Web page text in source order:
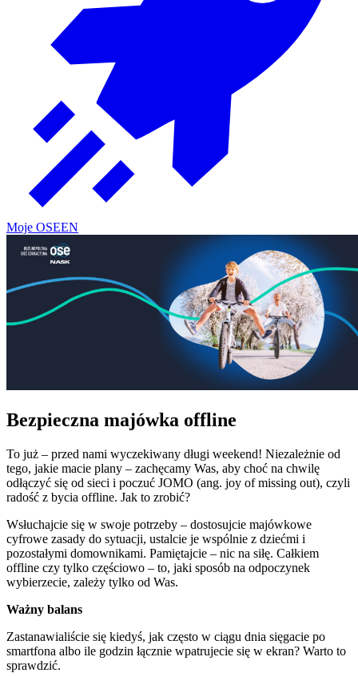
Moje OSEEN
Bezpieczna majówka offline
To już – przed nami wyczekiwany długi weekend! Niezależnie od
tego, jakie macie plany – zachęcamy Was, aby choć na chwilę
odłączyć się od sieci i poczuć JOMO (ang. joy of missing out), czyli
radość z bycia offline. Jak to zrobić?
Wsłuchajcie się w swoje potrzeby – dostosujcie majówkowe
cyfrowe zasady do sytuacji, ustalcie je wspólnie z dziećmi i
pozostałymi domownikami. Pamiętajcie – nic na siłę. Całkiem
offline czy tylko częściowo – to, jaki sposób na odpoczynek
wybierzecie, zależy tylko od Was.
Ważny balans
Zastanawialiście się kiedyś, jak często w ciągu dnia sięgacie po
smartfona albo ile godzin łącznie wpatrujecie się w ekran? Warto to
sprawdzić.